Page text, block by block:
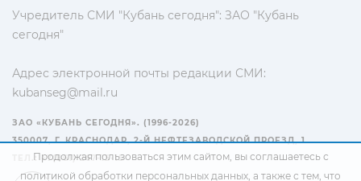
Учредитель СМИ "Кубань сегодня": ЗАО "Кубань
сегодня"
Адрес электронной почты редакции СМИ:
kubanseg@mail.ru
ЗАО «КУБАНЬ СЕГОДНЯ». (1996-2026)
350007, Г. КРАСНОДАР, 2-Й НЕФТЕЗАВОДСКОЙ ПРОЕЗД, 1
ТЕЛ.: +7(861) 267-15-15
Продолжая пользоваться этим сайтом, вы соглашаетесь с
политикой обработки персональных данных, а также с тем, что